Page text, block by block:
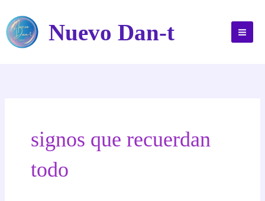
contenido
Nuevo Dan-t
signos que recuerdan
todo